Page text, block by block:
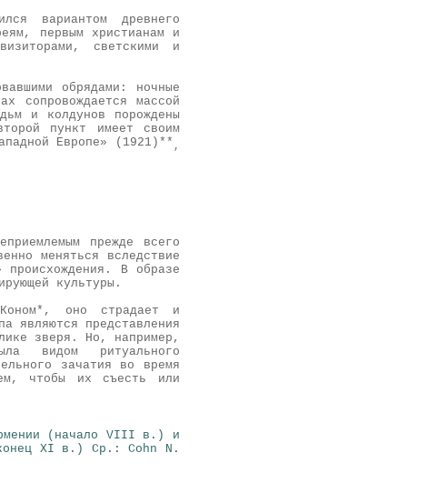
вариантом древнего
первым христианам и
светскими и
обрядами: ночные
сопровождается массой
и колдунов порождены
пункт имеет своим
Европе» (1921)** ,
прежде всего
меняться вследствие
происхождения. В образе
культуры.
Коном*, оно страдает и
являются представления
зверя. Но, например,
видом ритуального
зачатия во время
чтобы их съесть или
(начало VIII в.) и
(конец XI в.) Ср.: Cohn N.